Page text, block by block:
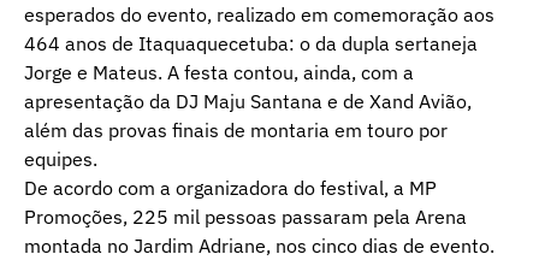
esperados do evento, realizado em comemoração aos
464 anos de Itaquaquecetuba: o da dupla sertaneja
Jorge e Mateus. A festa contou, ainda, com a
apresentação da DJ Maju Santana e de Xand Avião,
além das provas finais de montaria em touro por
equipes.
De acordo com a organizadora do festival, a MP
Promoções, 225 mil pessoas passaram pela Arena
montada no Jardim Adriane, nos cinco dias de evento.